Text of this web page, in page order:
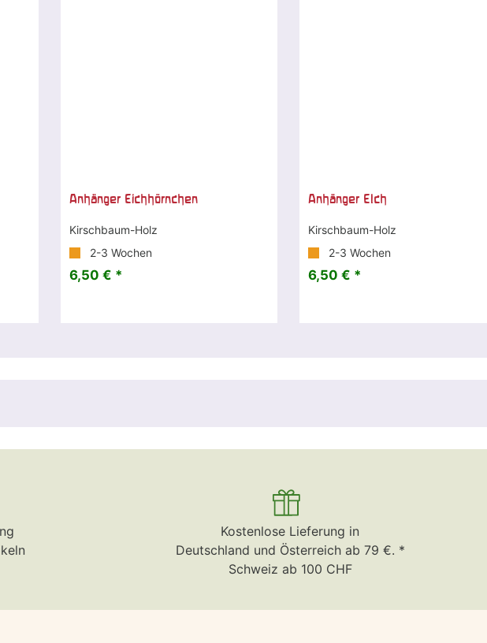
Anhänger Eichhörnchen
Kirschbaum-Holz
2-3 Wochen
6,50 € *
Anhänger Elch
Kirschbaum-Holz
2-3 Wochen
6,50 € *
Kostenlose Lieferung in
Deutschland und Österreich ab 79 €. *
Schweiz ab 100 CHF